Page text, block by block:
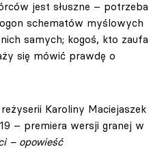
jest słuszne – potrzeba
schematów myślowych
samych; kogoś, kto zaufa
się mówić prawdę o
Karoliny Maciejaszek
– premiera wersji granej w
– opowieść